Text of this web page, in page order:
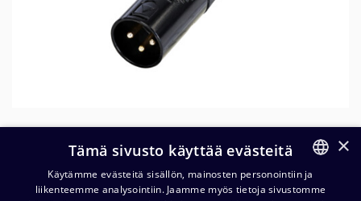
FINNISH
×
Tämä sivusto käyttää evästeitä
Käytämme evästeitä sisällön, mainosten personointiin ja
liikenteemme analysointiin. Jaamme myös tietoja sivustomme